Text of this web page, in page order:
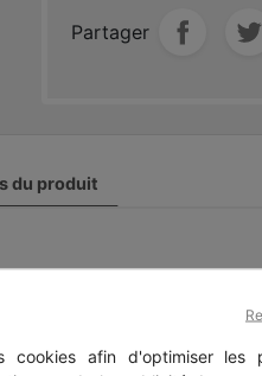
Partager
du produit
afin d'optimiser les